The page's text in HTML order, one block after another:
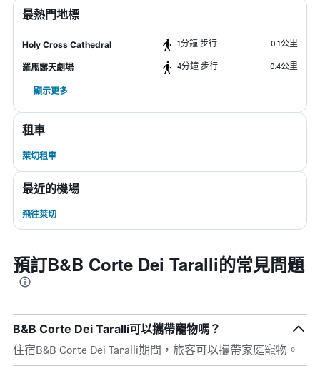
最熱門地標
Holy Cross Cathedral 1分鐘 步行 0.1公里
羅馬露天劇場 4分鐘 步行 0.4公里
顯示更多
租車
萊切租車
最近的機場
飛往萊切
預訂B&B Corte Dei Taralli的常見問題
B&B Corte Dei Taralli可以攜帶寵物嗎？
住宿B&B Corte Dei Taralli期間，旅客可以攜帶家庭寵物。